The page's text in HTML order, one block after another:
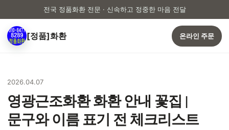
전국 정품화환 전문 · 신속하고 정중한 마음 전달
[정품]화환 온라인 주문
2026.04.07
영광근조화환 화환 안내 꽃집 |
문구와 이름 표기 전 체크리스트